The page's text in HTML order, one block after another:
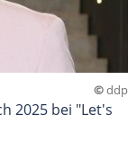
©ddp
2025 bei "Let's